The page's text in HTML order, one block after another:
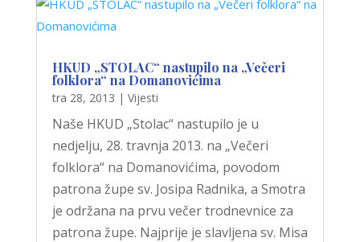
HKUD „STOLAC“ nastupilo na „Večeri
folklora“ na Domanovićima
tra 28, 2013 | Vijesti
Naše HKUD „Stolac“ nastupilo je u
nedjelju, 28. travnja 2013. na „Večeri
folklora“ na Domanovićima, povodom
patrona župe sv. Josipa Radnika, a Smotra
je održana na prvu večer trodnevnice za
patrona župe. Najprije je slavljena sv. Misa